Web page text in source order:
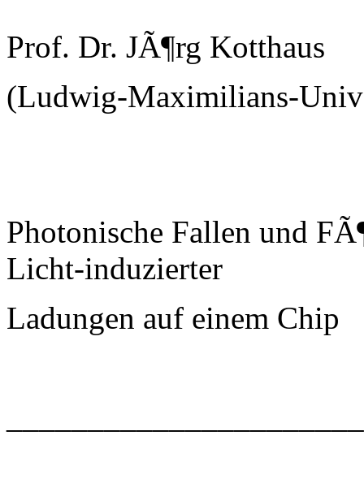
Prof. Dr. JÃ¶rg Kotthaus
(Ludwig-Maximilians-
Photonische Fallen und
Licht-induzierter
Ladungen auf einem Chip